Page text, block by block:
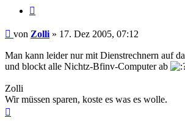
Beitrag
von Zolli » 17. Dez 2005, 07:12
Man kann leider nur mit Dienstrechnern auf
und blockt alle Nichtz-Bfinv-Computer ab
Zolli
Wir müssen sparen, koste es was es wolle.